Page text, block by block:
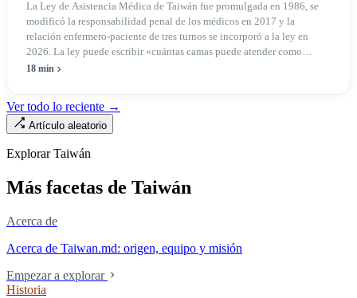
el mercado
La Ley de Asistencia Médica de Taiwán fue promulgada en 1986, se
modificó la responsabilidad penal de los médicos en 2017 y la
relación enfermero-paciente de tres turnos se incorporó a la ley en
2026. La ley puede escribir «cuántas camas puede atender como
máximo una enfermera», pero no puede escribir «si existe esa
Ley de Médicos, es la ley raíz sobre cómo existe la institución del
«hospital» en Taiwán, y la tensión sin resolver durante cuarenta años
mercado.
18 min
Ver todo lo reciente →
Artículo aleatorio
Explorar Taiwán
Más facetas de Taiwán
Acerca de
Acerca de Taiwan.md: origen, equipo y misión
Empezar a explorar
Historia